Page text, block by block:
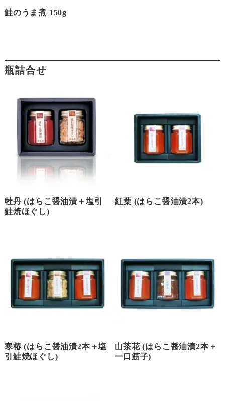
鮭のうま煮 150g
瓶詰合せ
牡丹 (はらこ醤油漬＋塩引
鮭焼ほぐし)
紅葉 (はらこ醤油漬2本)
寒椿 (はらこ醤油漬2本＋塩
引鮭焼ほぐし)
山茶花 (はらこ醤油漬2本＋
一口筋子)